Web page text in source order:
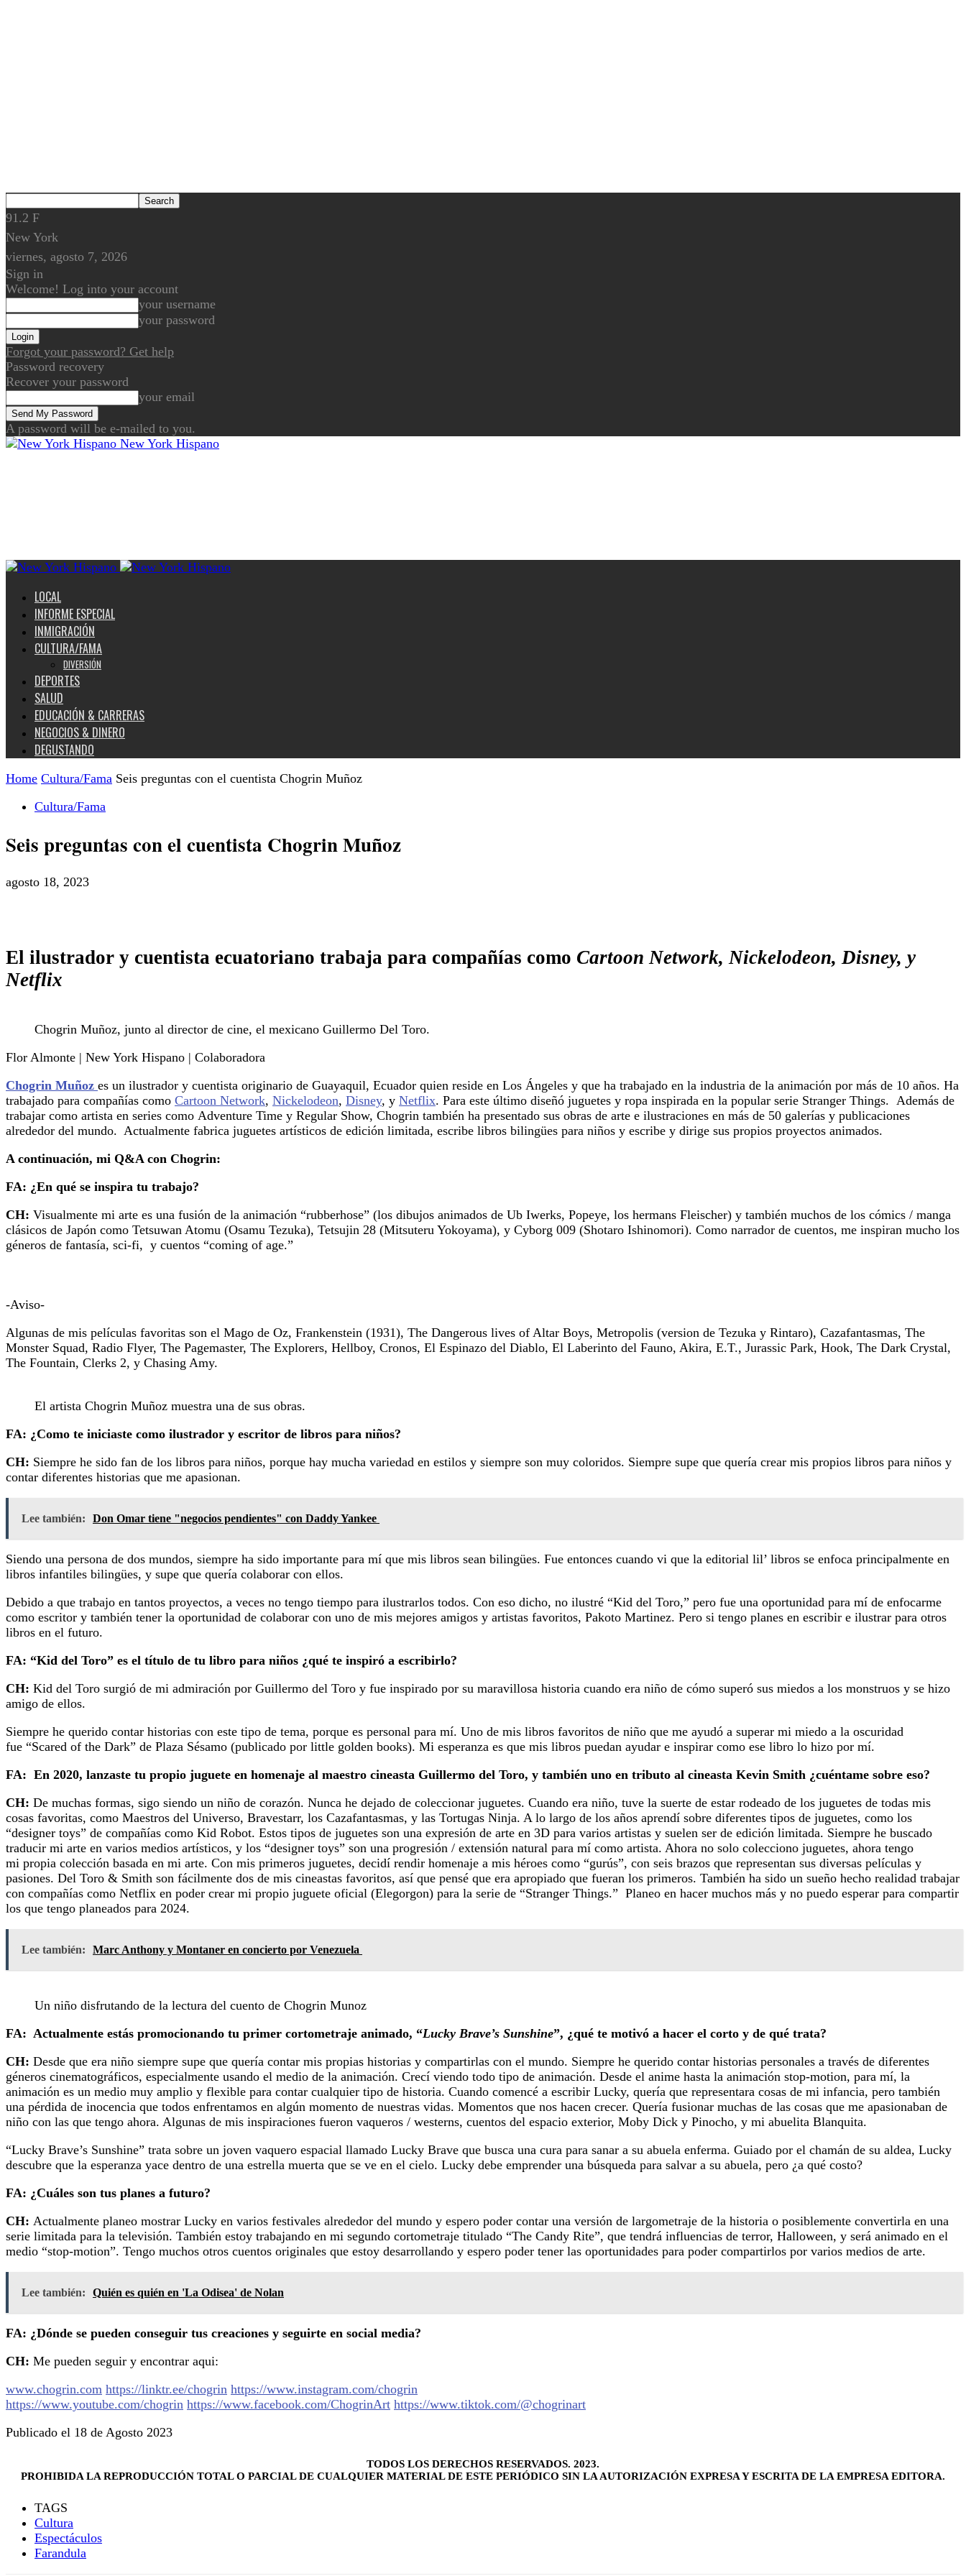
91.2 F
New York
viernes, agosto 7, 2026
Sign in
Welcome! Log into your account
your username
your password
Forgot your password? Get help
Password recovery
Recover your password
your email
A password will be e-mailed to you.
New York Hispano
LOCAL
INFORME ESPECIAL
INMIGRACIÓN
CULTURA/FAMA
DIVERSIÓN
DEPORTES
SALUD
EDUCACIÓN & CARRERAS
NEGOCIOS & DINERO
DEGUSTANDO
Home Cultura/Fama Seis preguntas con el cuentista Chogrin Muñoz
Cultura/Fama
Seis preguntas con el cuentista Chogrin Muñoz
agosto 18, 2023
El ilustrador y cuentista ecuatoriano trabaja para compañías como Cartoon Network, Nickelodeon, Disney, y
Netflix
Chogrin Muñoz, junto al director de cine, el mexicano Guillermo Del Toro.
Flor Almonte | New York Hispano | Colaboradora
Chogrin Muñoz es un ilustrador y cuentista originario de Guayaquil, Ecuador quien reside en Los Ángeles y que ha trabajado en la industria de la animación por más de 10 años. Ha
trabajado para compañías como Cartoon Network, Nickelodeon, Disney, y Netflix. Para este último diseñó juguetes y ropa inspirada en la popular serie Stranger Things. Además de
trabajar como artista en series como Adventure Time y Regular Show, Chogrin también ha presentado sus obras de arte e ilustraciones en más de 50 galerías y publicaciones
alrededor del mundo. Actualmente fabrica juguetes artísticos de edición limitada, escribe libros bilingües para niños y escribe y dirige sus propios proyectos animados.
A continuación, mi Q&A con Chogrin:
FA: ¿En qué se inspira tu trabajo?
CH: Visualmente mi arte es una fusión de la animación “rubberhose” (los dibujos animados de Ub Iwerks, Popeye, los hermans Fleischer) y también muchos de los cómics / manga
clásicos de Japón como Tetsuwan Atomu (Osamu Tezuka), Tetsujin 28 (Mitsuteru Yokoyama), y Cyborg 009 (Shotaro Ishinomori). Como narrador de cuentos, me inspiran mucho los
géneros de fantasía, sci-fi, y cuentos “coming of age.”
-Aviso-
Algunas de mis películas favoritas son el Mago de Oz, Frankenstein (1931), The Dangerous lives of Altar Boys, Metropolis (version de Tezuka y Rintaro), Cazafantasmas, The
Monster Squad, Radio Flyer, The Pagemaster, The Explorers, Hellboy, Cronos, El Espinazo del Diablo, El Laberinto del Fauno, Akira, E.T., Jurassic Park, Hook, The Dark Crystal,
The Fountain, Clerks 2, y Chasing Amy.
El artista Chogrin Muñoz muestra una de sus obras.
FA: ¿Como te iniciaste como ilustrador y escritor de libros para niños?
CH: Siempre he sido fan de los libros para niños, porque hay mucha variedad en estilos y siempre son muy coloridos. Siempre supe que quería crear mis propios libros para niños y
contar diferentes historias que me apasionan.
Lee también: Don Omar tiene "negocios pendientes" con Daddy Yankee
Siendo una persona de dos mundos, siempre ha sido importante para mí que mis libros sean bilingües. Fue entonces cuando vi que la editorial lil’ libros se enfoca principalmente en
libros infantiles bilingües, y supe que quería colaborar con ellos.
Debido a que trabajo en tantos proyectos, a veces no tengo tiempo para ilustrarlos todos. Con eso dicho, no ilustré “Kid del Toro,” pero fue una oportunidad para mí de enfocarme
como escritor y también tener la oportunidad de colaborar con uno de mis mejores amigos y artistas favoritos, Pakoto Martinez. Pero si tengo planes en escribir e ilustrar para otros
libros en el futuro.
FA: “Kid del Toro” es el título de tu libro para niños ¿qué te inspiró a escribirlo?
CH: Kid del Toro surgió de mi admiración por Guillermo del Toro y fue inspirado por su maravillosa historia cuando era niño de cómo superó sus miedos a los monstruos y se hizo
amigo de ellos.
Siempre he querido contar historias con este tipo de tema, porque es personal para mí. Uno de mis libros favoritos de niño que me ayudó a superar mi miedo a la oscuridad
fue “Scared of the Dark” de Plaza Sésamo (publicado por little golden books). Mi esperanza es que mis libros puedan ayudar e inspirar como ese libro lo hizo por mí.
FA: En 2020, lanzaste tu propio juguete en homenaje al maestro cineasta Guillermo del Toro, y también uno en tributo al cineasta Kevin Smith ¿cuéntame sobre eso?
CH: De muchas formas, sigo siendo un niño de corazón. Nunca he dejado de coleccionar juguetes. Cuando era niño, tuve la suerte de estar rodeado de los juguetes de todas mis
cosas favoritas, como Maestros del Universo, Bravestarr, los Cazafantasmas, y las Tortugas Ninja. A lo largo de los años aprendí sobre diferentes tipos de juguetes, como los
“designer toys” de compañías como Kid Robot. Estos tipos de juguetes son una expresión de arte en 3D para varios artistas y suelen ser de edición limitada. Siempre he buscado
traducir mi arte en varios medios artísticos, y los “designer toys” son una progresión / extensión natural para mí como artista. Ahora no solo colecciono juguetes, ahora tengo
mi propia colección basada en mi arte. Con mis primeros juguetes, decidí rendir homenaje a mis héroes como “gurús”, con seis brazos que representan sus diversas películas y
pasiones. Del Toro & Smith son fácilmente dos de mis cineastas favoritos, así que pensé que era apropiado que fueran los primeros. También ha sido un sueño hecho realidad trabajar
con compañías como Netflix en poder crear mi propio juguete oficial (Elegorgon) para la serie de “Stranger Things.” Planeo en hacer muchos más y no puedo esperar para compartir
los que tengo planeados para 2024.
Lee también: Marc Anthony y Montaner en concierto por Venezuela
Un niño disfrutando de la lectura del cuento de Chogrin Munoz
FA: Actualmente estás promocionando tu primer cortometraje animado, “Lucky Brave’s Sunshine”, ¿qué te motivó a hacer el corto y de qué trata?
CH: Desde que era niño siempre supe que quería contar mis propias historias y compartirlas con el mundo. Siempre he querido contar historias personales a través de diferentes
géneros cinematográficos, especialmente usando el medio de la animación. Crecí viendo todo tipo de animación. Desde el anime hasta la animación stop-motion, para mí, la
animación es un medio muy amplio y flexible para contar cualquier tipo de historia. Cuando comencé a escribir Lucky, quería que representara cosas de mi infancia, pero también
una pérdida de inocencia que todos enfrentamos en algún momento de nuestras vidas. Momentos que nos hacen crecer. Quería fusionar muchas de las cosas que me apasionaban de
niño con las que tengo ahora. Algunas de mis inspiraciones fueron vaqueros / westerns, cuentos del espacio exterior, Moby Dick y Pinocho, y mi abuelita Blanquita.
“Lucky Brave’s Sunshine” trata sobre un joven vaquero espacial llamado Lucky Brave que busca una cura para sanar a su abuela enferma. Guiado por el chamán de su aldea, Lucky
descubre que la esperanza yace dentro de una estrella muerta que se ve en el cielo. Lucky debe emprender una búsqueda para salvar a su abuela, pero ¿a qué costo?
FA: ¿Cuáles son tus planes a futuro?
CH: Actualmente planeo mostrar Lucky en varios festivales alrededor del mundo y espero poder contar una versión de largometraje de la historia o posiblemente convertirla en una
serie limitada para la televisión. También estoy trabajando en mi segundo cortometraje titulado “The Candy Rite”, que tendrá influencias de terror, Halloween, y será animado en el
medio “stop-motion”. Tengo muchos otros cuentos originales que estoy desarrollando y espero poder tener las oportunidades para poder compartirlos por varios medios de arte.
Lee también: Quién es quién en 'La Odisea' de Nolan
FA: ¿Dónde se pueden conseguir tus creaciones y seguirte en social media?
CH: Me pueden seguir y encontrar aqui:
www.chogrin.com https://linktr.ee/chogrin https://www.instagram.com/chogrin
https://www.youtube.com/chogrin https://www.facebook.com/ChogrinArt https://www.tiktok.com/@chogrinart
Publicado el 18 de Agosto 2023
TODOS LOS DERECHOS RESERVADOS. 2023.
PROHIBIDA LA REPRODUCCIÓN TOTAL O PARCIAL DE CUALQUIER MATERIAL DE ESTE PERIÓDICO SIN LA AUTORIZACIÓN EXPRESA Y ESCRITA DE LA EMPRESA EDITORA.
TAGS
Cultura
Espectáculos
Farandula